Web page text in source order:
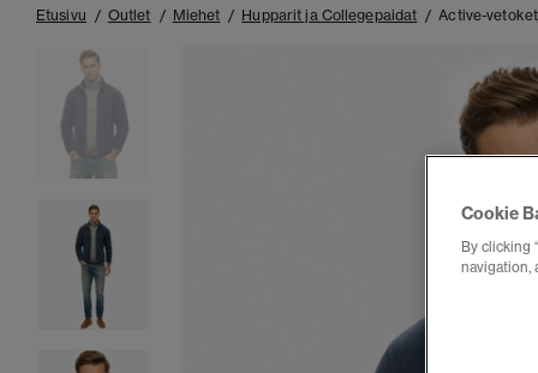
Etusivu Outlet Miehet Hupparit ja Collegepaidat Active-
Cookie
By clicking
navigation,